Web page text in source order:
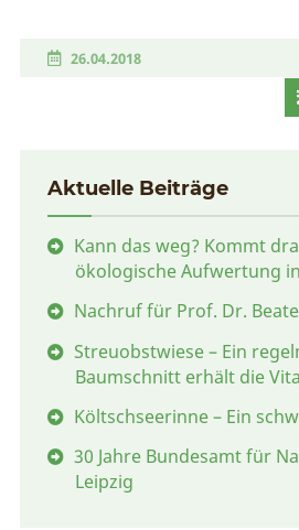
26.04.2018
Aktuelle Beiträge
Kann das weg? Kommt
ökologische Aufwertung
Nachruf für Prof. Dr. Beate
Streuobstwiese – Ein
Baumschnitt erhält die
Költschseerinne – Ein
30 Jahre Bundesamt für
Leipzig